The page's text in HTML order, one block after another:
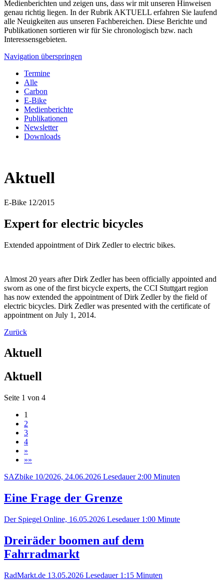
Medienberichten und zeigen uns, dass wir mit unseren Hinweisen
genau richtig liegen. In der Rubrik AKTUELL erfahren Sie laufend
alle Neuigkeiten aus unseren Fachbereichen. Diese Berichte und
Publikationen sortieren wir für Sie chronologisch bzw. nach
Interessensgebieten.
Navigation überspringen
Termine
Alle
Carbon
E-Bike
Medienberichte
Publikationen
Newsletter
Downloads
Aktuell
E-Bike 12/2015
Expert for electric bicycles
Extended appointment of Dirk Zedler to electric bikes.
Almost 20 years after Dirk Zedler has been officially appointed and
sworn as one of the first bicycle experts, the CCI Stuttgart region
has now extended the appointment of Dirk Zedler by the field of
electric bicycles. Dirk Zedler was presented with the certificate of
appointment on July 1, 2014.
Zurück
Aktuell
Aktuell
Seite 1 von 4
1
2
3
4
»
»»
SAZbike 10/2026, 24.06.2026 Lesedauer 2:00 Minuten
Eine Frage der Grenze
Der Spiegel Online, 16.05.2026 Lesedauer 1:00 Minute
Dreiräder boomen auf dem
Fahrradmarkt
RadMarkt.de 13.05.2026 Lesedauer 1:15 Minuten